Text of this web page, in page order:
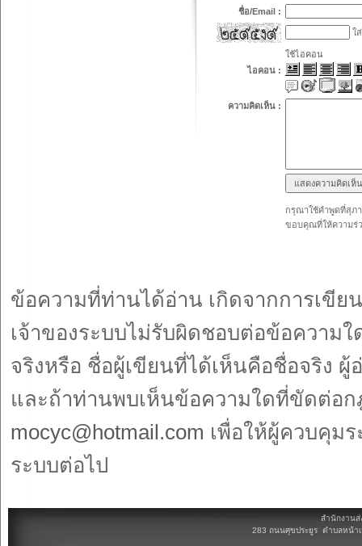
ชื่อ/Email :
ใ
ไอคอน :
ใช้ไอคอน
ความคิดเห็น :
กรุณาใช้คำพูดที่สุภ
ขอบคุณที่ให้ความร่
ข้อความที่ท่านได้อ่าน เกิดจากการเขี
เจ้าของระบบไม่รับผิดชอบต่อข้อความ
จริงหรือ ชื่อผู้เขียนที่ได้เห็นคือชื่อจริง
และถ้าท่านพบเห็นข้อความใดที่ขัดต่อ
mocyc@hotmail.com เพื่อให้ผู้ควบคุม
ระบบต่อไป
สำนักงานส่
283 ถนนศุขประยูร ตำบลหน้า